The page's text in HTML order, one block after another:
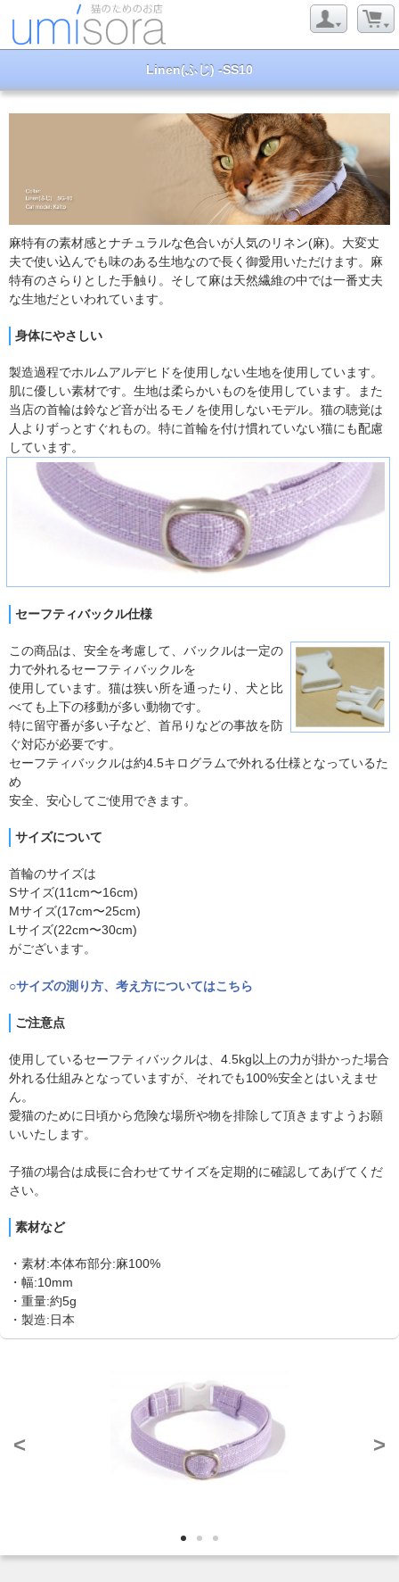
Linen(ふじ) -SS10
麻特有の素材感とナチュラルな色合いが人気のリネン(麻)。大変丈
夫で使い込んでも味のある生地なので長く御愛用いただけます。麻
特有のさらりとした手触り。そして麻は天然繊維の中では一番丈夫
な生地だといわれています。
身体にやさしい
製造過程でホルムアルデヒドを使用しない生地を使用しています。
肌に優しい素材です。生地は柔らかいものを使用しています。また
当店の首輪は鈴など音が出るモノを使用しないモデル。猫の聴覚は
人よりずっとすぐれもの。特に首輪を付け慣れていない猫にも配慮
しています。
セーフティバックル仕様
この商品は、安全を考慮して、バックルは一定の
力で外れるセーフティバックルを
使用しています。猫は狭い所を通ったり、犬と比
べても上下の移動が多い動物です。
特に留守番が多い子など、首吊りなどの事故を防
ぐ対応が必要です。
セーフティバックルは約4.5キログラムで外れる仕様となっているた
め
安全、安心してご使用できます。
サイズについて
首輪のサイズは
Sサイズ(11cm〜16cm)
Mサイズ(17cm〜25cm)
Lサイズ(22cm〜30cm)
がございます。
○サイズの測り方、考え方についてはこちら
ご注意点
使用しているセーフティバックルは、4.5kg以上の力が掛かった場合
外れる仕組みとなっていますが、それでも100%安全とはいえませ
ん。
愛猫のために日頃から危険な場所や物を排除して頂きますようお願
いいたします。
子猫の場合は成長に合わせてサイズを定期的に確認してあげてくだ
さい。
素材など
・素材:本体布部分:麻100%
・幅:10mm
・重量:約5g
・製造:日本
< >